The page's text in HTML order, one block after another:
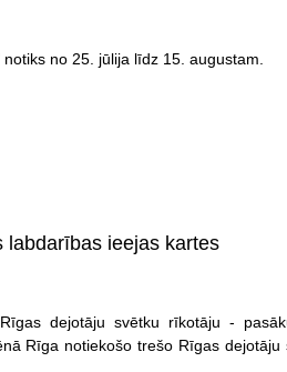
no 25. jūlija līdz 15. augustam.
labdarības ieejas kartes
dejotāju svētku rīkotāju -
Rīga notiekošo trešo Rīgas dejotāju